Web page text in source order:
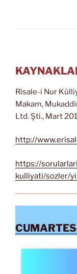
Risale-i Nur
Makam,
Ltd. Şti., Mart
http://
https://
kulliyati/sozler/